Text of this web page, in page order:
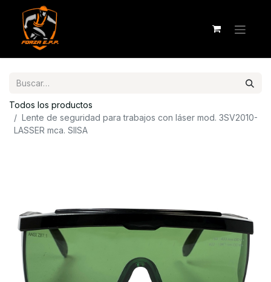
Todos los productos
Lente de seguridad para trabajos con láser mod. 3SV2010-
LASSER mca. SIISA